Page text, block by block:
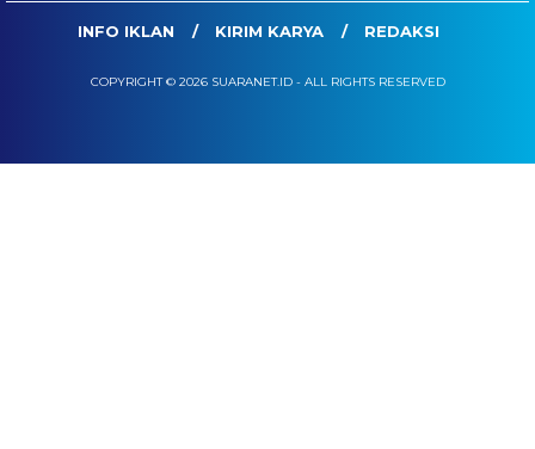
INFO IKLAN KIRIM KARYA REDAKSI
COPYRIGHT © 2026 SUARANET.ID - ALL RIGHTS RESERVED